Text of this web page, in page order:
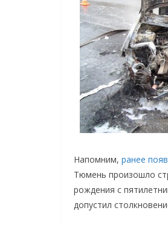
Напомним, ранее
Тюмень произошло
рождения с
допустил